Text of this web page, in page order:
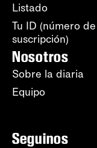
Listado
Tu ID (número de
suscripción)
Nosotros
Sobre la diaria
Equipo
Seguinos